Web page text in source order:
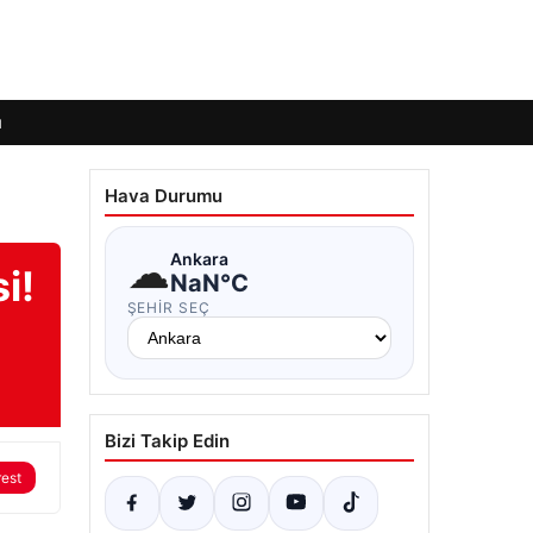
Hava Durumu
☁Ankara
NaN°C
ŞEHIR SEÇ
Bizi Takip Edin